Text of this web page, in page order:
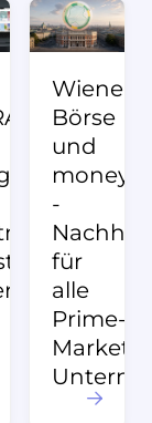
Wiener
Börse
und
-
für
alle
Prime-
Market-